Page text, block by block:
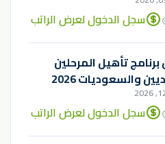
سجل الدخول لعرض الراتب
تأهيل المرحلين
والسعوديات 2026
سجل الدخول لعرض الراتب